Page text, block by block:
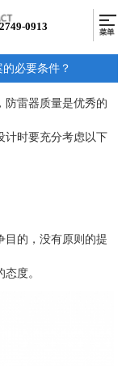
0913
必要条件？
雷器质量是优秀的
计时要充分考虑以下
的，没有原则的提
度。